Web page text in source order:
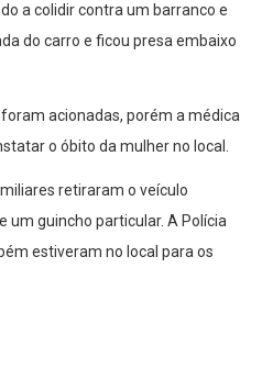
a colidir contra um barranco e
do carro e ficou presa embaixo
foram acionadas, porém a médica
o óbito da mulher no local.
retiraram o veículo
um guincho particular. A Polícia
estiveram no local para os